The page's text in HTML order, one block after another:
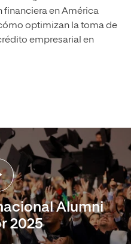
financiera en América
optimizan la toma de
empresarial en
Alumni
2025